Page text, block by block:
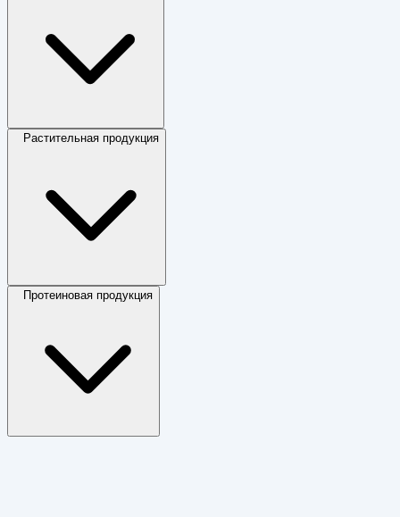
Растительная продукция
Протеиновая продукция